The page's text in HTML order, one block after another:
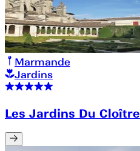
Marmande
Jardins
Les Jardins Du Cloître